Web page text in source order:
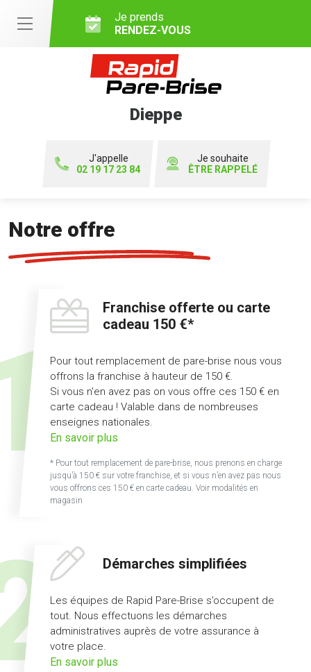
Je prends
RENDEZ-VOUS
Dieppe
J'appelle
02 19 17 23 84
Je souhaite
ÊTRE RAPPELÉ
Notre offre
Franchise offerte ou carte
cadeau 150 €*
Pour tout remplacement de pare-brise nous vous
offrons la franchise à hauteur de 150 €.
Si vous n'en avez pas on vous offre ces 150 € en
carte cadeau ! Valable dans de nombreuses
enseignes nationales.
En savoir plus
franchise
offerte
€
* Pour tout remplacement de pare-brise, nous prenons en charge
jusqu’à 150 € sur votre franchise, et si vous n’en avez pas nous
vous offrons ces 150 € en carte cadeau. Voir modalités en
magasin
Démarches simplifiées
Les équipes de Rapid Pare-Brise s’occupent de
tout. Nous effectuons les démarches
administratives auprès de votre assurance à
votre place.
En savoir plus